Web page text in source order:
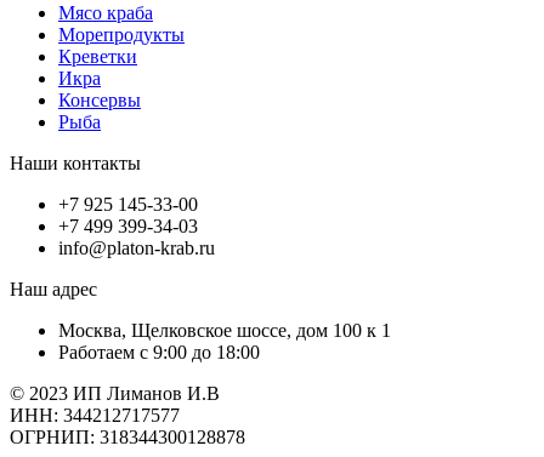
Мясо краба
Морепродукты
Креветки
Икра
Консервы
Рыба
Наши контакты
+7 925 145-33-00
+7 499 399-34-03
info@platon-krab.ru
Наш адрес
Москва, Щелковское шоссе, дом 100 к 1
Работаем с 9:00 до 18:00
© 2023 ИП Лиманов И.В
ИНН: 344212717577
ОГРНИП: 318344300128878